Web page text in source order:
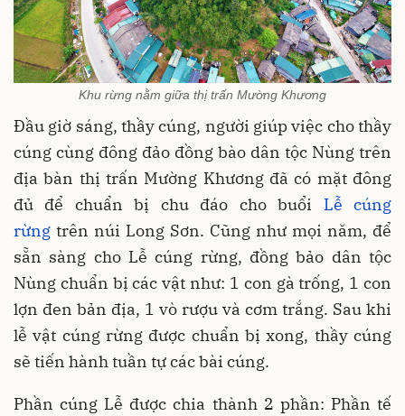
Khu rừng nằm giữa thị trấn Mường Khương
Đầu giờ sáng, thầy cúng, người giúp việc cho thầy
cúng cùng đông đảo đồng bào dân tộc Nùng trên
địa bàn thị trấn Mường Khương đã có mặt đông
đủ để chuẩn bị chu đáo cho buổi Lễ cúng
rừng trên núi Long Sơn. Cũng như mọi năm, để
sẵn sàng cho Lễ cúng rừng, đồng bảo dân tộc
Nùng chuẩn bị các vật như: 1 con gà trống, 1 con
lợn đen bản địa, 1 vò rượu và cơm trắng. Sau khi
lễ vật cúng rừng được chuẩn bị xong, thầy cúng
sẽ tiến hành tuần tự các bài cúng.
Phần cúng Lễ được chia thành 2 phần: Phần tế